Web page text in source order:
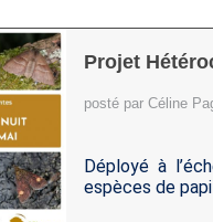
Projet
posté par Céline
Déployé à
espèces de